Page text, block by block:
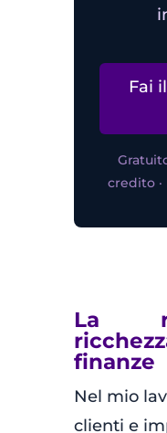
Fai
credito
La
finanze
Nel mio
clienti e